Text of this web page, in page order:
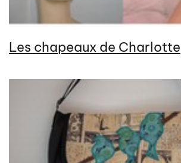
Les chapeaux de Charlotte